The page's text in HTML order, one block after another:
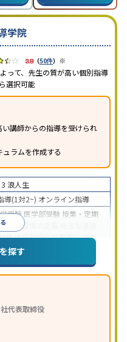
学院
3.8（50件） ※
って、先生の質が高い個別指導
選択可能
講師からの指導を受けられ
ラムを作成する
浪人生
導(1対2~) オンライン指導
受験 医学部受験 授業・定期
学習習慣の定着
策学校別特化対策国公立大
ト対策
その他科目別特化
子どもに対応
導塾アンケート調査方法
探す
代表取締役